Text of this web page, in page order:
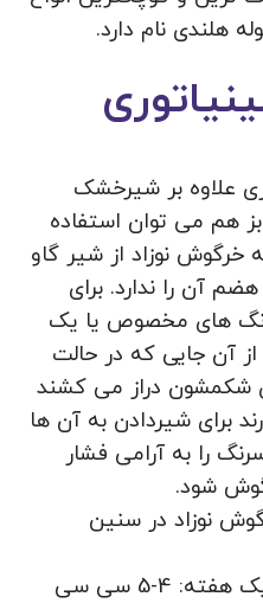
هلندی نام دارد.
علاوه بر شیرخشک
هم می توان استفاده
خرگوش نوزاد از شیر گاو
آن را ندارد. برای
های مخصوص یا یک
آن جایی که در حالت
شکمشون دراز می کشند
برای شیردادن به آن ها
را به آرامی فشار
شود.
نوزاد در سنین
4-5 سی سی